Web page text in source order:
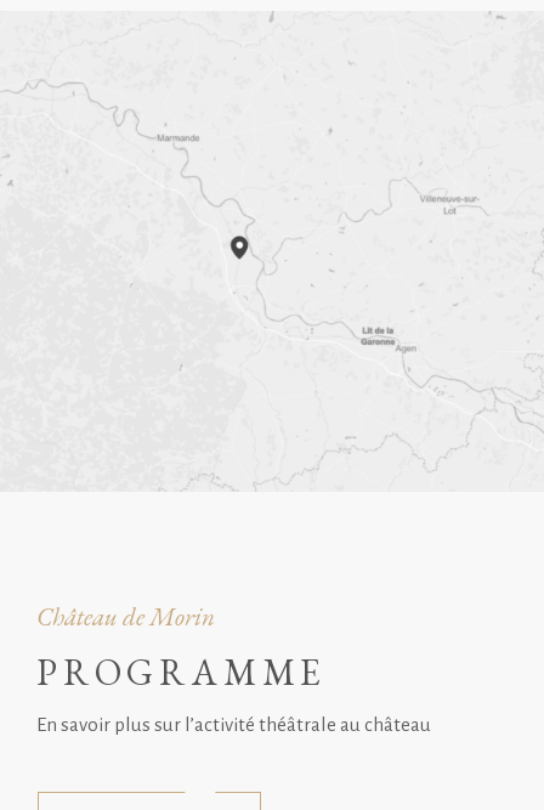
Château de Morin
PROGRAMME
En savoir plus sur l’activité théâtrale au château